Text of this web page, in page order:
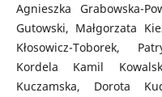
Agnieszka Grabowska-
Gutowski, Małgorzata
Kłosowicz-Toborek,
Kordela Kamil
Kuczamska, Dorota